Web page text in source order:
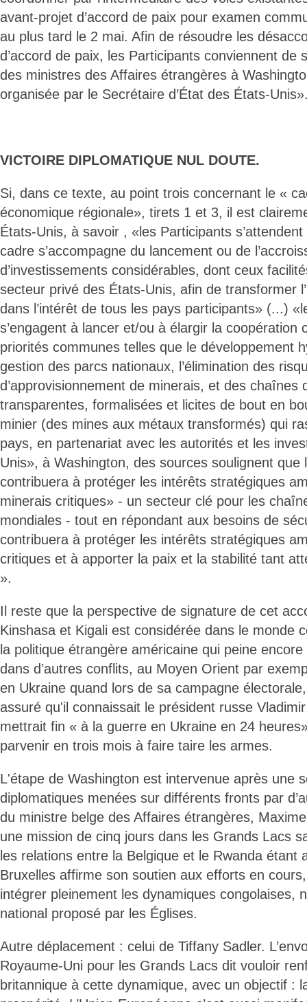
avant-projet d’accord de paix pour examen
au plus tard le 2 mai. Afin de résoudre les
d’accord de paix, les Participants conviennent de
des ministres des Affaires étrangères à
organisée par le Secrétaire d’État des États-
VICTOIRE DIPLOMATIQUE NUL DOUTE.
Si, dans ce texte, au point trois concernant le «
économique régionale», tirets 1 et 3, il est
États-Unis, à savoir , «les Participants
cadre s’accompagne du lancement ou de
d’investissements considérables, dont ceux
secteur privé des États-Unis, afin de transformer
dans l’intérêt de tous les pays participants» (...)
s’engagent à lancer et/ou à élargir la coopération
priorités communes telles que le développement
gestion des parcs nationaux, l’élimination des
d’approvisionnement de minerais, et des chaînes
transparentes, formalisées et licites de bout en
minier (des mines aux métaux transformés) qui
pays, en partenariat avec les autorités et les
Unis», à Washington, des sources soulignent que
contribuera à protéger les intérêts stratégiques
minerais critiques» - un secteur clé pour les
mondiales - tout en répondant aux besoins de
contribuera à protéger les intérêts stratégiques
critiques et à apporter la paix et la stabilité tant
».
Il reste que la perspective de signature de cet
Kinshasa et Kigali est considérée dans le monde
la politique étrangère américaine qui peine
dans d’autres conflits, au Moyen Orient par
en Ukraine quand lors de sa campagne
assuré qu'il connaissait le président russe
mettrait fin « à la guerre en Ukraine en 24
parvenir en trois mois à faire taire les armes.
L'étape de Washington est intervenue après une
diplomatiques menées sur différents fronts par
du ministre belge des Affaires étrangères,
une mission de cinq jours dans les Grands Lacs
les relations entre la Belgique et le Rwanda étant
Bruxelles affirme son soutien aux efforts en
intégrer pleinement les dynamiques congolaises,
national proposé par les Églises.
Autre déplacement : celui de Tiffany Sadler.
Royaume-Uni pour les Grands Lacs dit vouloir
britannique à cette dynamique, avec un objectif :